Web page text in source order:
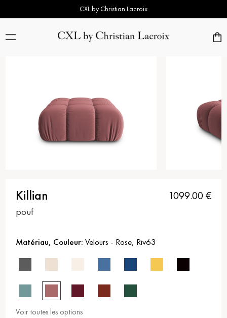
CXL by Christian Lacroix
Killian 1099.00€
pouf
Matériau, Couleur: Velours - Rose, Riv63
Voir toutes les options